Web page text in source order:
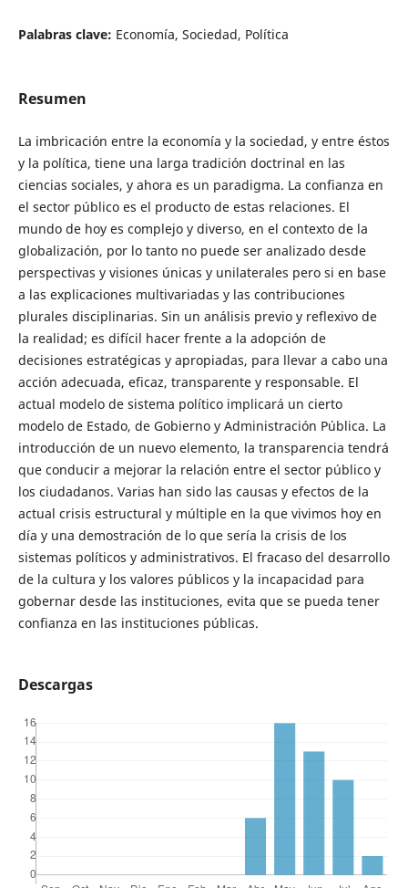
Palabras clave: Economía, Sociedad, Política
Resumen
La imbricación entre la economía y la sociedad, y entre éstos
y la política, tiene una larga tradición doctrinal en las
ciencias sociales, y ahora es un paradigma. La confianza en
el sector público es el producto de estas relaciones. El
mundo de hoy es complejo y diverso, en el contexto de la
globalización, por lo tanto no puede ser analizado desde
perspectivas y visiones únicas y unilaterales pero si en base
a las explicaciones multivariadas y las contribuciones
plurales disciplinarias. Sin un análisis previo y reflexivo de
la realidad; es difícil hacer frente a la adopción de
decisiones estratégicas y apropiadas, para llevar a cabo una
acción adecuada, eficaz, transparente y responsable. El
actual modelo de sistema político implicará un cierto
modelo de Estado, de Gobierno y Administración Pública. La
introducción de un nuevo elemento, la transparencia tendrá
que conducir a mejorar la relación entre el sector público y
los ciudadanos. Varias han sido las causas y efectos de la
actual crisis estructural y múltiple en la que vivimos hoy en
día y una demostración de lo que sería la crisis de los
sistemas políticos y administrativos. El fracaso del desarrollo
de la cultura y los valores públicos y la incapacidad para
gobernar desde las instituciones, evita que se pueda tener
confianza en las instituciones públicas.
Descargas